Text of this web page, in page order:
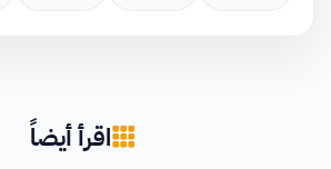
اقرأ أيضاً